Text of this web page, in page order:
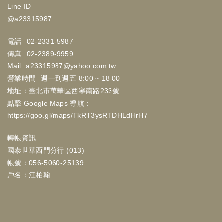
Line ID
@a23315987
電話
02-2331-5987
傳真
02-2389-9959
Mail
a23315987@yahoo.com.tw
營業時間
週一到週五 8:00 ~ 18:00
地址：臺北市萬華區西寧南路233號
點擊 Google Maps 導航：
https://goo.gl/maps/TkRT3ysRTDHLdHrH7
轉帳資訊
國泰世華西門分行 (013)
帳號：056-5060-25139
戶名：江柏翰